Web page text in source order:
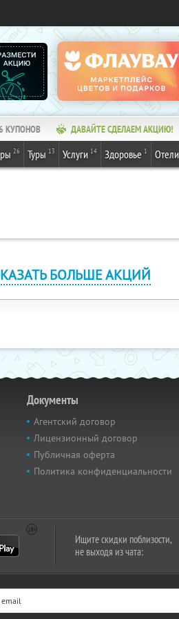
КУПОНОВ ДАВАЙТЕ СДЕЛАЕМ АКЦИЮ!
26 Туры 13 Услуги 14 Здоровье 1 Отели
БОЛЬШЕ АКЦИЙ
Документы
Агентский договор
Лицензионный договор
Публичная оферта
Политика конфиденциальности
Ищите скидки поблизости,
не выходя из чата: